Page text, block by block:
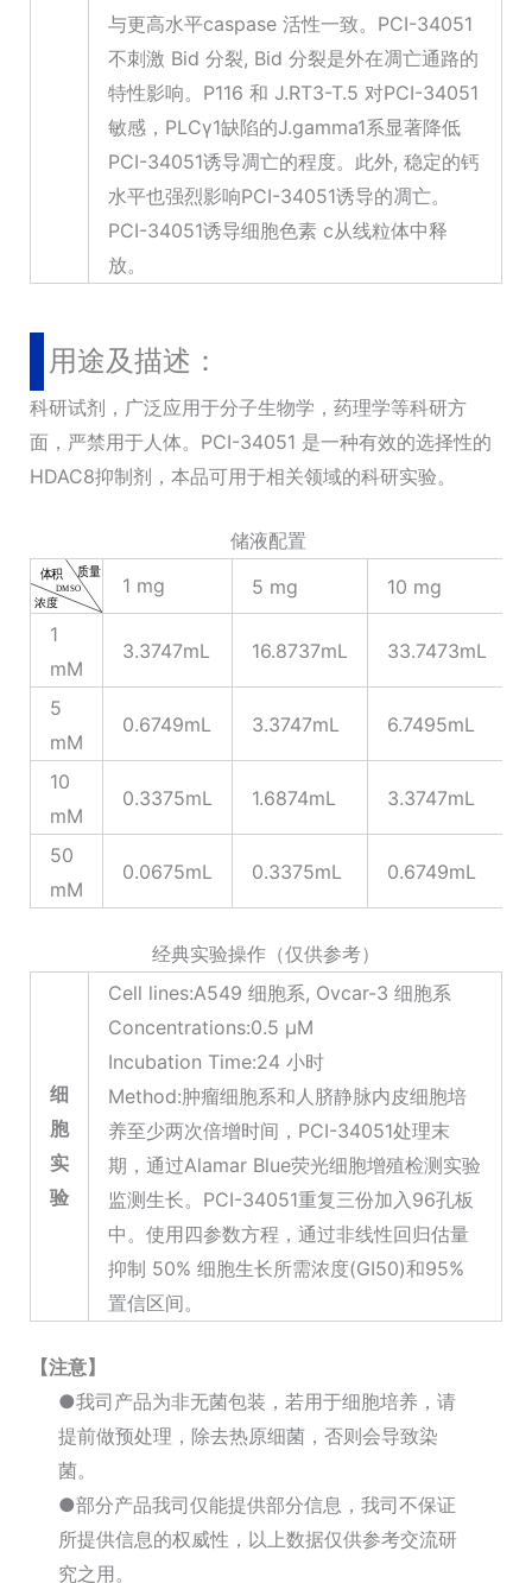
与更高水平caspase 活性一致。PCI-34051
不刺激 Bid 分裂, Bid 分裂是外在凋亡通路的
特性影响。P116 和 J.RT3-T.5 对PCI-34051
敏感，PLCγ1缺陷的J.gamma1系显著降低
PCI-34051诱导凋亡的程度。此外, 稳定的钙
水平也强烈影响PCI-34051诱导的凋亡。
PCI-34051诱导细胞色素 c从线粒体中释
放。
用途及描述：
科研试剂，广泛应用于分子生物学，药理学等科研方
面，严禁用于人体。PCI-34051 是一种有效的选择性的
HDAC8抑制剂，本品可用于相关领域的科研实验。
储液配置
1 mg
5 mg
10 mg
1
mM
3.3747mL 16.8737mL 33.7473mL
5
mM
0.6749mL 3.3747mL 6.7495mL
10
mM
0.3375mL 1.6874mL 3.3747mL
50
mM
0.0675mL 0.3375mL 0.6749mL
经典实验操作（仅供参考）
细
胞
实
验
Cell lines:A549 细胞系, Ovcar-3 细胞系
Concentrations:0.5 μM
Incubation Time:24 小时
Method:肿瘤细胞系和人脐静脉内皮细胞培
养至少两次倍增时间，PCI-34051处理末
期，通过Alamar Blue荧光细胞增殖检测实验
监测生长。PCI-34051重复三份加入96孔板
中。使用四参数方程，通过非线性回归估量
抑制 50% 细胞生长所需浓度(GI50)和95%
置信区间。
【注意】
●我司产品为非无菌包装，若用于细胞培养，请
提前做预处理，除去热原细菌，否则会导致染
菌。
●部分产品我司仅能提供部分信息，我司不保证
所提供信息的权威性，以上数据仅供参考交流研
究之用。